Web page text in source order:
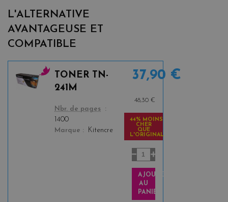
L'ALTERNATIVE
AVANTAGEUSE ET
COMPATIBLE
TONER TN-
241M
color
Nbr. de pages
1400
Marque
Kitencre
37,90 €
48,30 €
44% MOINS
CHER
QUE
L'ORIGINAL
AJOUTER
AU
PANIER